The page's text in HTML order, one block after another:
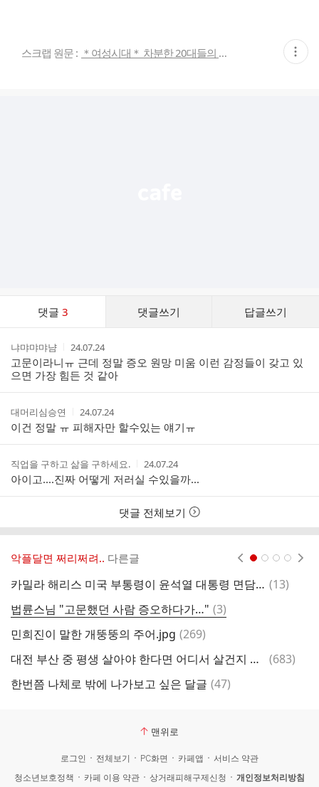
스크랩 원문 : ＊여성시대＊ 차분한 20대들의 알흠다운 공간 현
재
댓글 3 댓글쓰기 답글쓰기
트
작
성
자
냐먀먀먀냠
작
시
간
24.07.24
고문이라니ㅠ 근데 정말 증오 원망 미움 이런 감정들이 갖고 있
으면 가장 힘든 것 같아
작
성
자
대머리심승연
작
성
시
간
24.07.24
이건 정말 ㅠ 피해자만 할수있는 얘기ㅠ
작
성
자
직업을 구하고 삶을 구하세요.
작
성
시
간
24.07.24
아이고....진짜 어떻게 저러실 수있을까...
댓글 전체보기
악플달면 쩌리쩌려.. 다른글
카밀라 해리스 미국 부통령이 윤석열 대통령 면담하면서 성평등 문제를 제기하겠다고 밝힘.. 댓
(13)
법륜스님 "고문했던 사람 증오하다가…" 댓
글
(3)
민희진이 말한 개뚱뚱의 주어.jpg 댓
(269)
대전 부산 중 평생 살아야 한다면 어디서 살건지 골라보는 글
댓
(683)
한번쯤 나체로 밖에 나가보고 싶은 달글 댓
(47)
맨위로
로그인 전체보기 PC화면 카페앱
서비스 약관
청소년보호정책
카페 이용 약관 상거래피해구제신청 개인정보처리방침